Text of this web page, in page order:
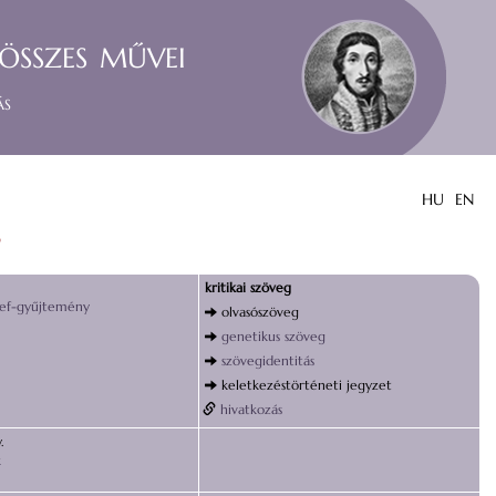
művei
HU EN
gyűjtemény
kritikai szöveg
olvasószöveg
genetikus szöveg
szövegidentitás
keletkezéstörténeti jegyzet
hivatkozás